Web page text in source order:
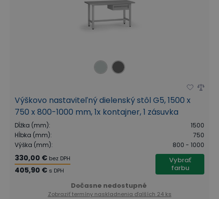
Výškovo nastaviteľný dielenský stôl G5, 1500 x
750 x 800-1000 mm, 1x kontajner, 1 zásuvka
Dĺžka (mm):
1500
Hĺbka (mm):
750
Výška (mm): 800 - 1000
330,00 € bez DPH
405,90 € s DPH
Vybrať
farbu
Dočasne nedostupné
Zobraziť termíny naskladnenia ďalších 24 ks